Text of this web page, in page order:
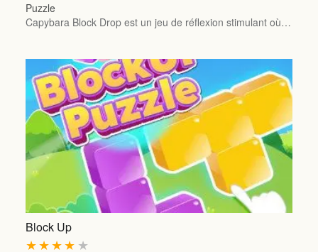
Puzzle
Capybara Block Drop est un jeu de réflexion stimulant où…
Block Up
★
★
★
★
★